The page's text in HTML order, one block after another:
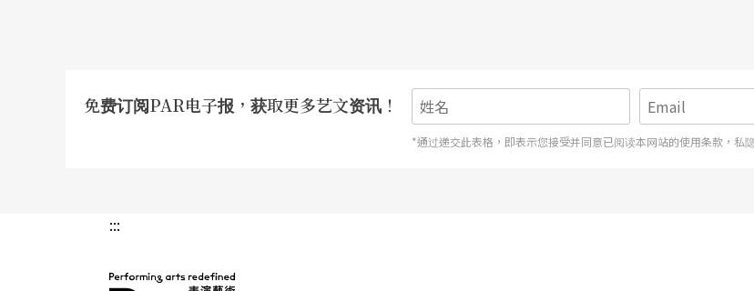
下室手记》为下半场，上半场第七剧场的演出为《罪与罚》。
免费订阅PAR电子报，获取更多艺文资讯！
*通过递交此表格，即表示您接受并同意已阅读本网站的使用条款，私
:::